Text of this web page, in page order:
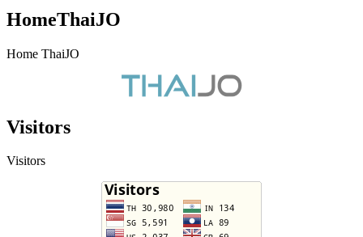
HomeThaiJO
Home ThaiJO
Visitors
Visitors